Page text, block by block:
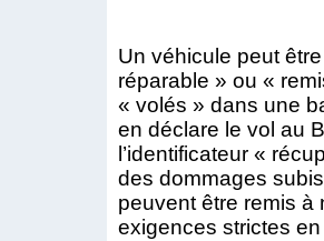
Un véhicule peut
réparable » ou «
« volés » dans une
en déclare le vol au
l’identificateur «
des dommages
peuvent être remis à
exigences strictes en